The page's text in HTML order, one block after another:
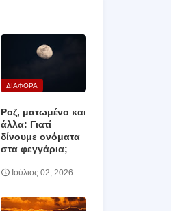
ΔΙΑΦΟΡΑ
Ροζ, ματωμένο και
άλλα: Γιατί
δίνουμε ονόματα
στα φεγγάρια;
Ιούλιος 02, 2026